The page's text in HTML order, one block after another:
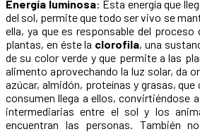
Energía luminosa: Esta energía que
del sol, permite que todo ser vivo se
ella, ya que es responsable del proceso
plantas, en éste la clorofila, una
de su color verde y que permite a las
alimento aprovechando la luz solar, da
azúcar, almidón, proteínas y grasas, que
consumen llega a ellos, convirtiéndose
intermediarias entre el sol y los
encuentran las personas. También